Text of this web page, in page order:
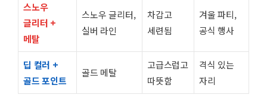
스노우
글리터 +
메탈
스노우 글리터,
실버 라인
차갑고
세련됨
겨울 파티,
공식 행사
딥 컬러 +
골드 포인트
골드 메탈
고급스럽고
따뜻함
격식 있는
자리